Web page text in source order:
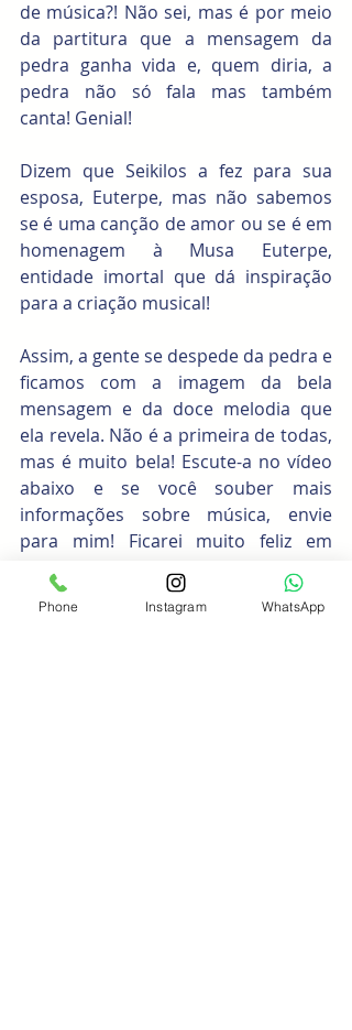
de música?! Não sei, mas é por meio
da partitura que a mensagem da
pedra ganha vida e, quem diria, a
pedra não só fala mas também
canta! Genial!
Dizem que Seikilos a fez para sua
esposa, Euterpe, mas não sabemos
se é uma canção de amor ou se é em
homenagem à Musa Euterpe,
entidade imortal que dá inspiração
para a criação musical!
Assim, a gente se despede da pedra e
ficamos com a imagem da bela
mensagem e da doce melodia que
ela revela. Não é a primeira de todas,
mas é muito bela! Escute-a no vídeo
abaixo e se você souber mais
informações sobre música, envie
para mim! Ficarei muito feliz em
aprendermos juntos!
https://www.youtube.com/watch?
Phone Instagram WhatsApp